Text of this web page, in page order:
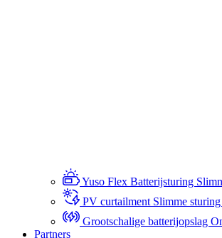
Yuso Flex Batterijsturing
PV curtailment Slimme
Grootschalige batterijopslag
Partners